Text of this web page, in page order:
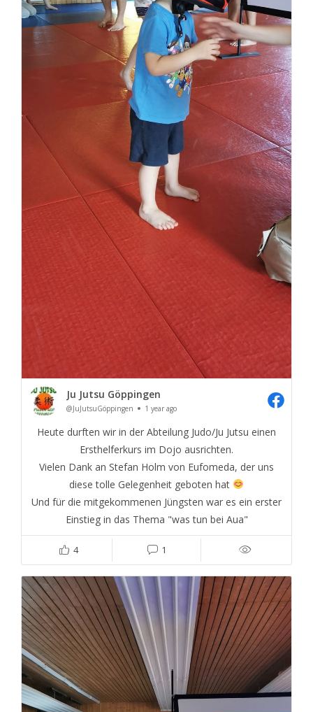
Ju Jutsu Göppingen
@JuJutsuGöppingen 1 year ago
Heute durften wir in der Abteilung Judo/Ju Jutsu einen
Ersthelferkurs im Dojo ausrichten.
Vielen Dank an Stefan Holm von Eufomeda, der uns
diese tolle Gelegenheit geboten hat
Und für die mitgekommenen Jüngsten war es ein erster
Einstieg in das Thema "was tun bei Aua"
4 1